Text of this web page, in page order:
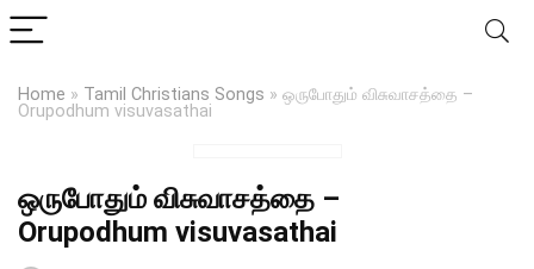
Home » Tamil Christians Songs » ஒருபோதும் விசுவாசத்தை –
Orupodhum visuvasathai
ஒருபோதும் விசுவாசத்தை –
Orupodhum visuvasathai